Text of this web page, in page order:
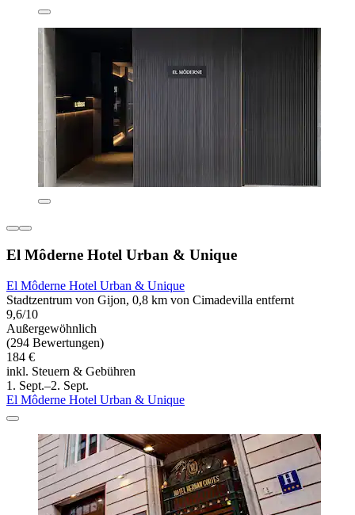
El Môderne Hotel Urban & Unique
El Môderne Hotel Urban & Unique
Stadtzentrum von Gijon, 0,8 km von Cimadevilla entfernt
9,6/10
Außergewöhnlich
(294 Bewertungen)
184 €
inkl. Steuern & Gebühren
1. Sept.–2. Sept.
El Môderne Hotel Urban & Unique